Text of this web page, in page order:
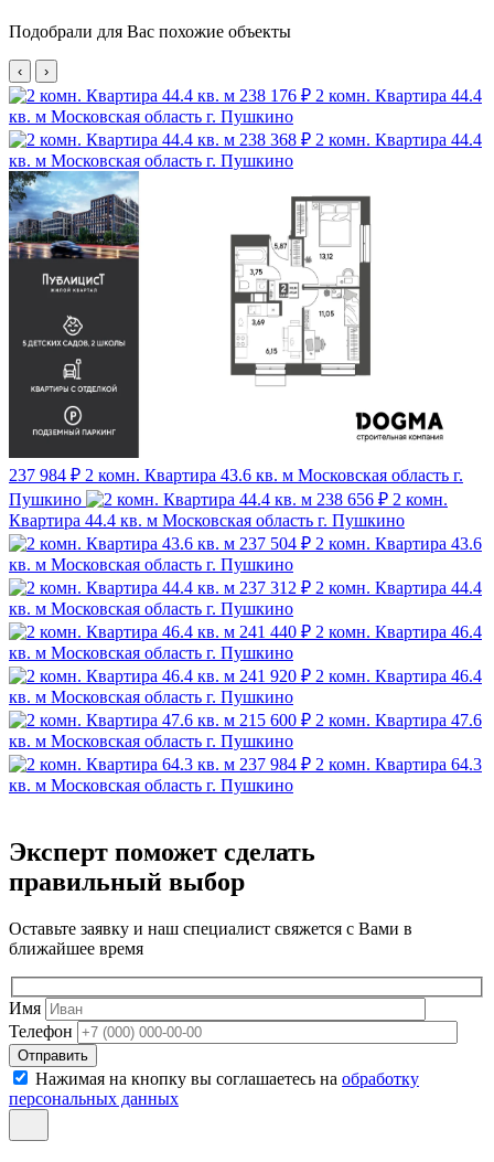
Подобрали для Вас похожие объекты
‹ ›
238 176 ₽ 2 комн. Квартира 44.4
кв. м Московская область г. Пушкино
238 368 ₽ 2 комн. Квартира 44.4
кв. м Московская область г. Пушкино
237 984 ₽ 2 комн. Квартира 43.6 кв. м Московская область г.
Пушкино
238 656 ₽ 2 комн.
Квартира 44.4 кв. м Московская область г. Пушкино
237 504 ₽ 2 комн. Квартира 43.6
кв. м Московская область г. Пушкино
237 312 ₽ 2 комн. Квартира 44.4
кв. м Московская область г. Пушкино
241 440 ₽ 2 комн. Квартира 46.4
кв. м Московская область г. Пушкино
241 920 ₽ 2 комн. Квартира 46.4
кв. м Московская область г. Пушкино
215 600 ₽ 2 комн. Квартира 47.6
кв. м Московская область г. Пушкино
237 984 ₽ 2 комн. Квартира 64.3
кв. м Московская область г. Пушкино
Эксперт поможет сделать
правильный выбор
Оставьте заявку и наш специалист свяжется с Вами в
ближайшее время
Имя
Телефон
Отправить
Нажимая на кнопку вы соглашаетесь на обработку
персональных данных